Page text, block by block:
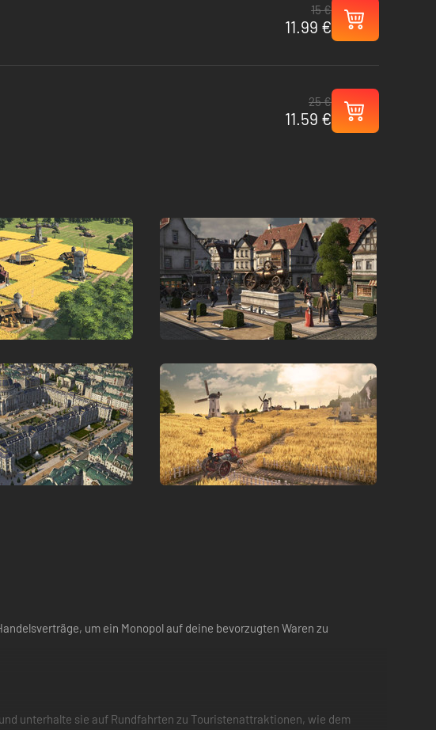
15 €
11.99 €
25 €
11.59 €
um ein Monopol auf deine bevorzugten Waren zu
unterhalte sie auf Rundfahrten zu Touristenattraktionen, wie dem